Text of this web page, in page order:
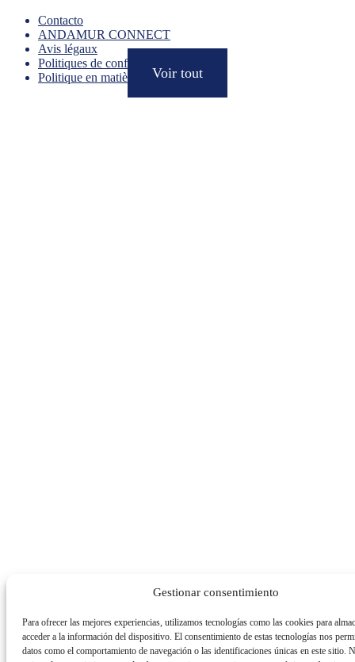
Gestionar consentimiento
Para ofrecer las mejores experiencias, utilizamos tecnologías como las cookies para
acceder a la información del dispositivo. El consentimiento de estas tecnologías nos
datos como el comportamiento de navegación o las identificaciones únicas en este sitio.
Voir tout
Contacto
ANDAMUR CONNECT
Avis légaux
Politiques de confidentialité
Politique en matière de cookies